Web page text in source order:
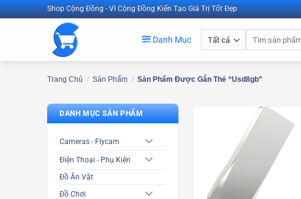
Bỏ
qua
Shop Cộng Đồng - Vì Cộng Đồng Kiến Tạo Giá Trị Tốt Đẹp
Danh Mục
Trang Chủ / Sản Phẩm / Sản Phẩm Được Gắn Thẻ “usd8gb”
DANH MỤC SẢN PHẨM
Cameras - Flycam
Điện Thoại - Phụ Kiện
Đồ Ăn Vặt
Đồ Chơi